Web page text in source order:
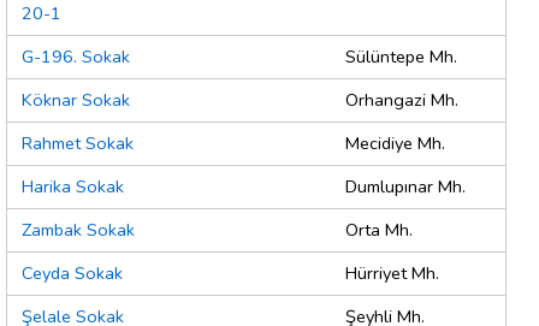
20-1
G-196. Sokak
Sülüntepe Mh.
Köknar Sokak
Orhangazi Mh.
Rahmet Sokak
Mecidiye Mh.
Harika Sokak
Dumlupınar Mh.
Zambak Sokak
Orta Mh.
Ceyda Sokak
Hürriyet Mh.
Şelale Sokak
Şeyhli Mh.